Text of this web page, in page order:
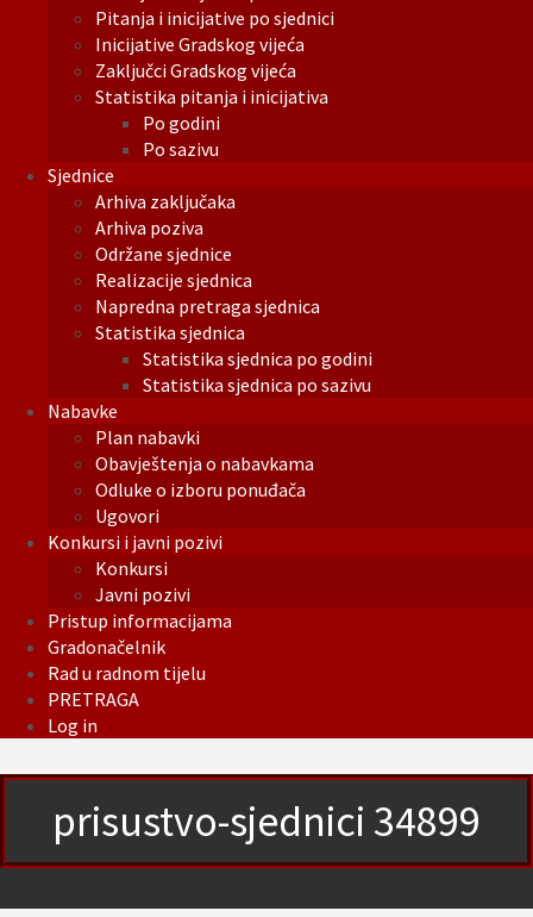
Pitanja i inicijative po sjednici
Inicijative Gradskog vijeća
Zaključci Gradskog vijeća
Statistika pitanja i inicijativa
Po godini
Po sazivu
Sjednice
Arhiva zaključaka
Arhiva poziva
Održane sjednice
Realizacije sjednica
Napredna pretraga sjednica
Statistika sjednica
Statistika sjednica po godini
Statistika sjednica po sazivu
Nabavke
Plan nabavki
Obavještenja o nabavkama
Odluke o izboru ponuđača
Ugovori
Konkursi i javni pozivi
Konkursi
Javni pozivi
Pristup informacijama
Gradonačelnik
Rad u radnom tijelu
PRETRAGA
Log in
prisustvo-sjednici 34899